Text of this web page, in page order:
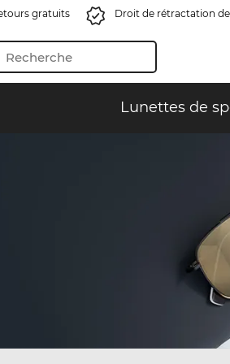
gratuits Droit de rétractation
Lunettes de